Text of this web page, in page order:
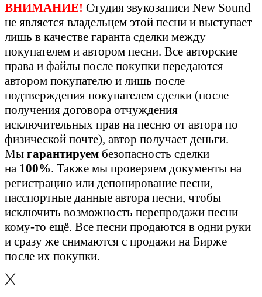
ВНИМАНИЕ! Студия звукозаписи New Sound
не является владельцем этой песни и выступает
лишь в качестве гаранта сделки между
покупателем и автором песни. Все авторские
права и файлы после покупки передаются
автором покупателю и лишь после
подтверждения покупателем сделки (после
получения договора отчуждения
исключительных прав на песню от автора по
физической почте), автор получает деньги.
Мы гарантируем безопасность сделки
на 100%. Также мы проверяем документы на
регистрацию или депонирование песни,
пасспортные данные автора песни, чтобы
исключить возможность перепродажи песни
кому-то ещё. Все песни продаются в одни руки
и сразу же снимаются с продажи на Бирже
после их покупки.